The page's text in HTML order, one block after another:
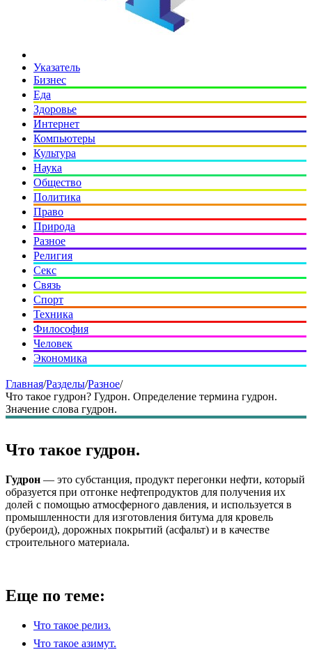
Указатель
Бизнес
Еда
Здоровье
Интернет
Компьютеры
Культура
Наука
Общество
Политика
Право
Природа
Разное
Религия
Секс
Связь
Спорт
Техника
Философия
Человек
Экономика
Главная/Разделы/Разное/
Что такое гудрон? Гудрон. Определение термина гудрон.
Значение слова гудрон.
Что такое гудрон.
Гудрон — это субстанция, продукт перегонки нефти, который
образуется при отгонке нефтепродуктов для получения их
долей с помощью атмосферного давления, и используется в
промышленности для изготовления битума для кровель
(рубероид), дорожных покрытий (асфальт) и в качестве
строительного материала.
Еще по теме:
Что такое релиз.
Что такое азимут.